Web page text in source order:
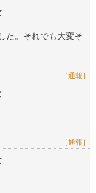
た。それでも大変そ
［通報］
［通報］